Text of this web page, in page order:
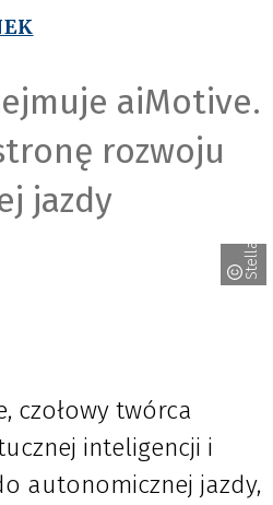
aiMotive.
rozwoju
jazdy
Stellantis
czołowy twórca
inteligencji i
autonomicznej jazdy,